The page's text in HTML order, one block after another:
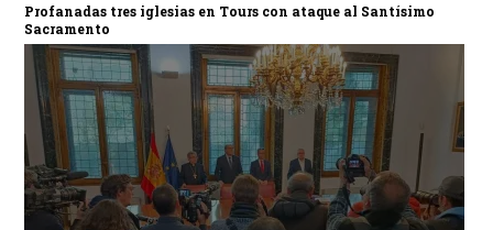
Profanadas tres iglesias en Tours con ataque al Santísimo
Sacramento